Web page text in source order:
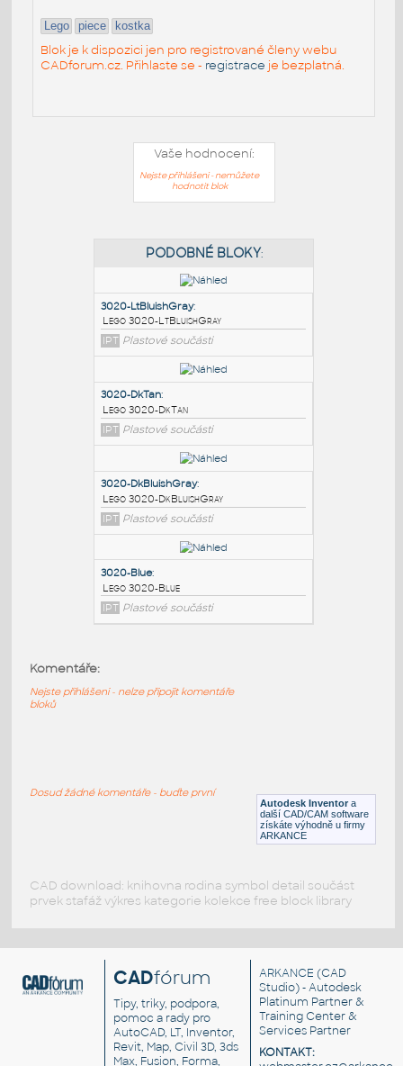
Lego piece kostka
Blok je k dispozici jen pro registrované členy webu
CADforum.cz. Přihlaste se - registrace je bezplatná.
Vaše hodnocení:
Nejste přihlášeni - nemůžete
hodnotit blok
3020-LtBluishGray
Lego 3020-LtBluishGray
IPT Plastové součásti
3020-DkTan:
Lego 3020-DkTan
IPT
Plastové součásti
Lego 3020-Blue
Autodesk Inventor a
další CAD/CAM software
získáte výhodně u firmy
ARKANCE
Komentáře:
Nejste přihlášeni - nelze připojit komentáře
bloků
Dosud žádné komentáře - buďte první
CAD download: knihovna rodina symbol detail součást
prvek stafáž výkres kategorie kolekce free block library
CADfórum
Tipy, triky, podpora,
pomoc a rady pro
AutoCAD, LT, Inventor,
Revit, Map, Civil 3D, 3ds
Max, Fusion, Forma,
ARKANCE (CAD
Studio) - Autodesk
Platinum Partner &
Training Center &
Services Partner
KONTAKT: